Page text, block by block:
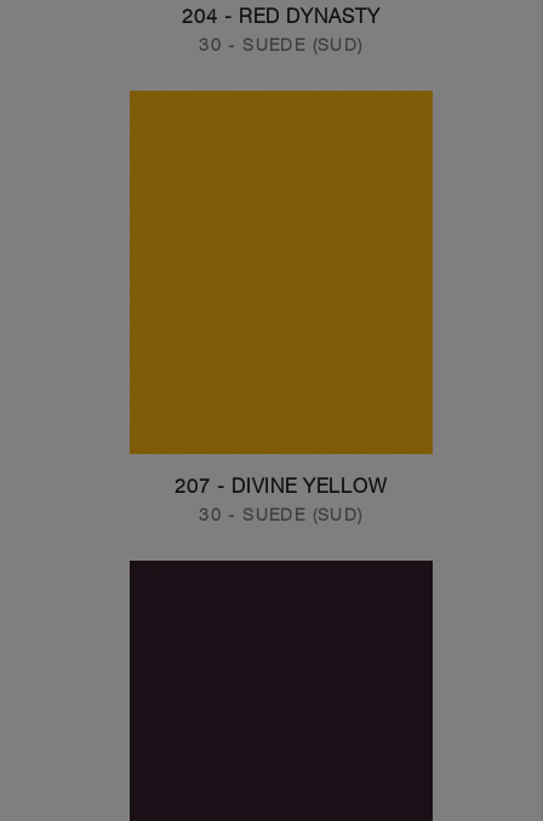
204 - RED DYNASTY
30 - SUEDE (SUD)
207 - DIVINE YELLOW
30 - SUEDE (SUD)